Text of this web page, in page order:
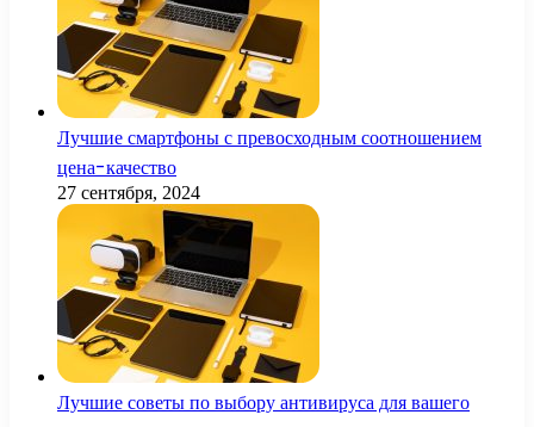
Лучшие смартфоны с превосходным соотношением
цена-качество
27 сентября, 2024
Лучшие советы по выбору антивируса для вашего